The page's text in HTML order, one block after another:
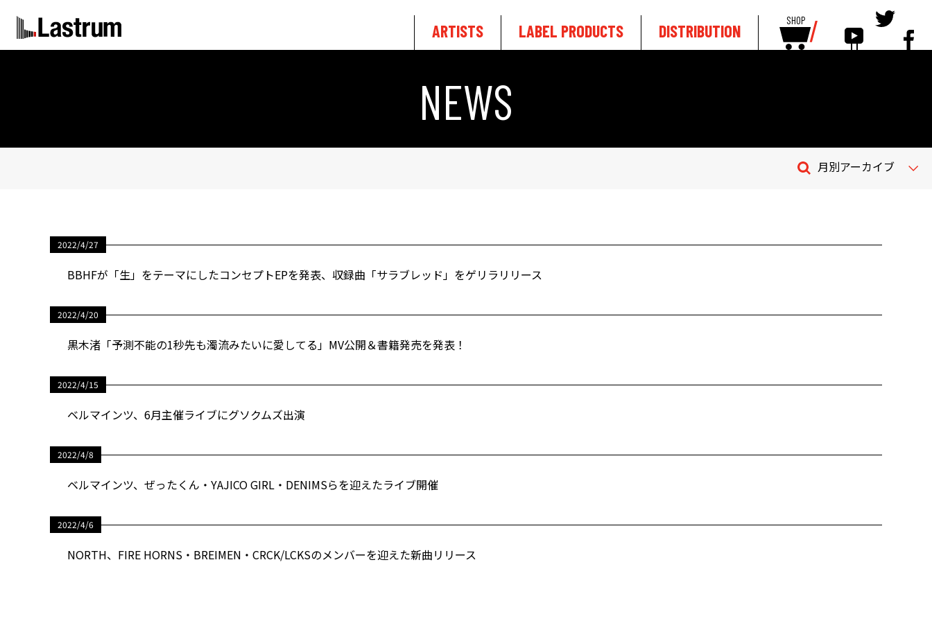
ARTISTS LABEL PRODUCTS DISTRIBUTION
SHOP
NEWS
月別アーカイブ
2022/4/27
BBHFが「生」をテーマにしたコンセプトEPを発表、収録曲「サラブレッド」をゲリラリリース
2022/4/20
黒木渚「予測不能の1秒先も濁流みたいに愛してる」MV公開＆書籍発売を発表！
2022/4/15
ベルマインツ、6月主催ライブにグソクムズ出演
2022/4/8
ベルマインツ、ぜったくん・YAJICO GIRL・DENIMSらを迎えたライブ開催
2022/4/6
NORTH、FIRE HORNS・BREIMEN・CRCK/LCKSのメンバーを迎えた新曲リリース